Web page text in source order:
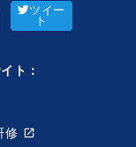
ツイー
ト
ト：
修